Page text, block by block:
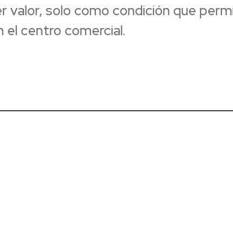
valor, solo como condición que
centro comercial.